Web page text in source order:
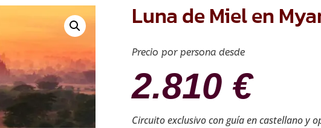
Luna de Miel en
Precio por persona desde
2.810 €
Circuito exclusivo con guía en castellano y